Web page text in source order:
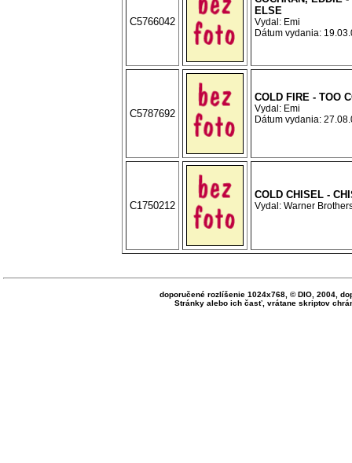
C5766042
ELSE
Vydal: Emi
Dátum vydania:
C5787692
COLD FIRE - TOO
Vydal: Emi
Dátum vydania:
C1750212
COLD CHISEL -
Vydal: Warner
doporučené rozlíšenie 1024x768, © DIO, 2004,
Stránky alebo ich časť, vrátane skriptov